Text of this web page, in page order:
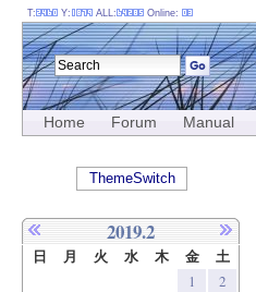
Home Forum Manual
T: Y: ALL: Online:
ThemeSwitch
2019.2
日 月 火 水 木 金 土
1
2